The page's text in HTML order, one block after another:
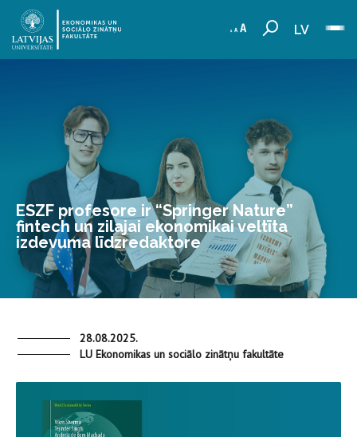
LV
ESZF profesore ir “Springer Nature”
fintech un zilajai ekonomikai veltīta
izdevuma līdzredaktore
28.08.2025.
LU Ekonomikas un sociālo zinātņu fakultāte